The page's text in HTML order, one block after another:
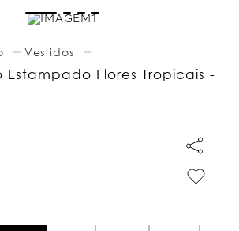
Vestidos
Estampado Flores Tropicais -